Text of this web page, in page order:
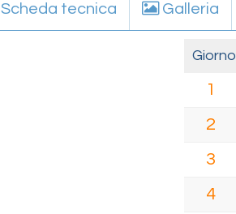
Scheda tecnica Galleria
Giorno
1
2
3
4